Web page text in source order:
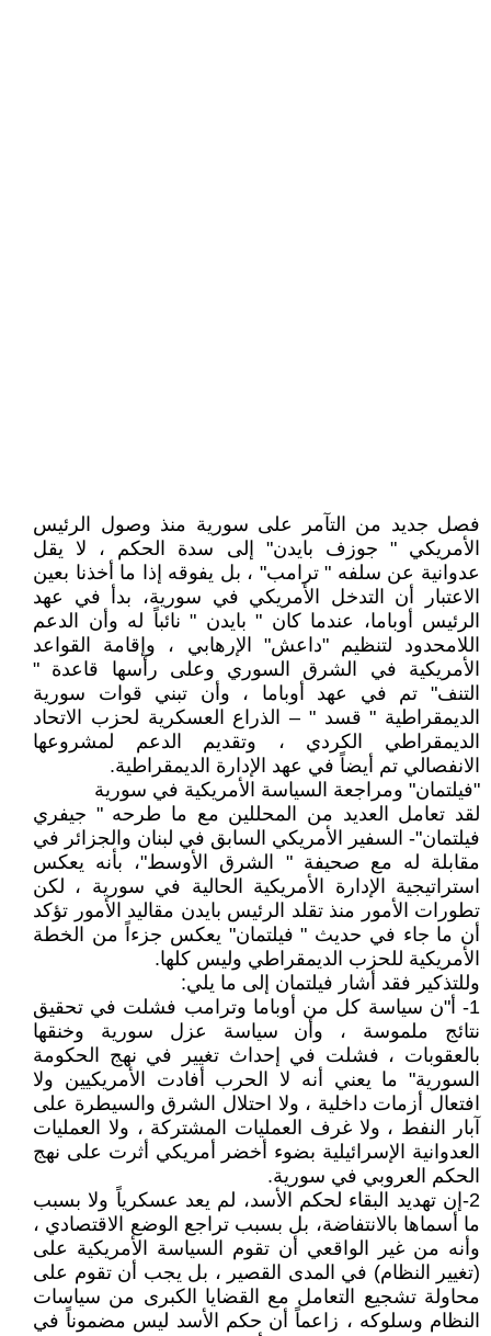
فصل جديد من التآمر على سورية منذ وصول الرئيس
الأمريكي " جوزف بايدن" إلى سدة الحكم ، لا يقل
عدوانية عن سلفه " ترامب" ، بل يفوقه إذا ما أخذنا بعين
الاعتبار أن التدخل الأمريكي في سورية، بدأ في عهد
الرئيس أوباما، عندما كان " بايدن " نائباً له وأن الدعم
اللامحدود لتنظيم "داعش" الإرهابي ، وإقامة القواعد
الأمريكية في الشرق السوري وعلى رأسها قاعدة "
التنف" تم في عهد أوباما ، وأن تبني قوات سورية
الديمقراطية " قسد " – الذراع العسكرية لحزب الاتحاد
الديمقراطي الكردي ، وتقديم الدعم لمشروعها
الانفصالي تم أيضاً في عهد الإدارة الديمقراطية.
"فيلتمان" ومراجعة السياسة الأمريكية في سورية
لقد تعامل العديد من المحللين مع ما طرحه " جيفري
فيلتمان"- السفير الأمريكي السابق في لبنان والجزائر في
مقابلة له مع صحيفة " الشرق الأوسط"، بأنه يعكس
استراتيجية الإدارة الأمريكية الحالية في سورية ، لكن
تطورات الأمور منذ تقلد الرئيس بايدن مقاليد الأمور تؤكد
أن ما جاء في حديث " فيلتمان" يعكس جزءاً من الخطة
الأمريكية للحزب الديمقراطي وليس كلها.
وللتذكير فقد أشار فيلتمان إلى ما يلي:
1- أ"ن سياسة كل من أوباما وترامب فشلت في تحقيق
نتائج ملموسة ، وأن سياسة عزل سورية وخنقها
بالعقوبات ، فشلت في إحداث تغيير في نهج الحكومة
السورية" ما يعني أنه لا الحرب أفادت الأمريكيين ولا
افتعال أزمات داخلية ، ولا احتلال الشرق والسيطرة على
آبار النفط ، ولا غرف العمليات المشتركة ، ولا العمليات
العدوانية الإسرائيلية بضوء أخضر أمريكي أثرت على نهج
الحكم العروبي في سورية.
2-إن تهديد البقاء لحكم الأسد، لم يعد عسكرياً ولا بسبب
ما أسماها بالانتفاضة، بل بسبب تراجع الوضع الاقتصادي ،
وأنه من غير الواقعي أن تقوم السياسة الأمريكية على
(تغيير النظام) في المدى القصير ، بل يجب أن تقوم على
محاولة تشجيع التعامل مع القضايا الكبرى من سياسات
النظام وسلوكه ، زاعماً أن حكم الأسد ليس مضموناً في